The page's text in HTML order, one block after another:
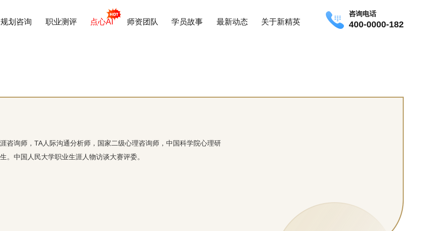
划咨询 职业测评 点心AI 师资团队 学员故事 最新动态 关于新精英
咨询电话
400-0000-182
咨询师，TA人际沟通分析师，国家二级心理咨询师，中国科学院心理研
。中国人民大学职业生涯人物访谈大赛评委。